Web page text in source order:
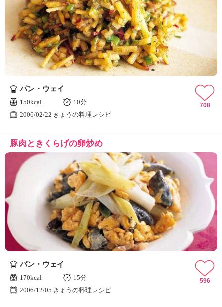
パン・ウェイ
150kcal
10分
2006/02/22 きょうの料理レシピ
708
豚肉ときくらげの卵炒め
パン・ウェイ
170kcal
15分
2006/12/05 きょうの料理レシピ
596